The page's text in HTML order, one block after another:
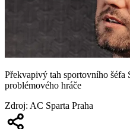
Překvapivý tah sportovního šéfa
problémového hráče
Zdroj: AC Sparta Praha